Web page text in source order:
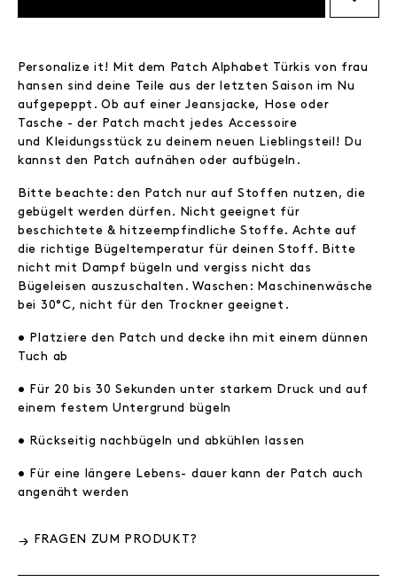
Personalize it! Mit dem Patch Alphabet Türkis von frau
hansen sind deine Teile aus der letzten Saison im Nu
aufgepeppt. Ob auf einer Jeansjacke, Hose oder
Tasche - der Patch macht jedes Accessoire
und Kleidungsstück zu deinem neuen Lieblingsteil! Du
kannst den Patch aufnähen oder aufbügeln.
Bitte beachte: den Patch nur auf Stoffen nutzen, die
gebügelt werden dürfen. Nicht geeignet für
beschichtete & hitzeempfindliche Stoffe. Achte auf
die richtige Bügeltemperatur für deinen Stoff. Bitte
nicht mit Dampf bügeln und vergiss nicht das
Bügeleisen auszuschalten. Waschen: Maschinenwäsche
bei 30°C, nicht für den Trockner geeignet.
• Platziere den Patch und decke ihn mit einem dünnen
Tuch ab
• Für 20 bis 30 Sekunden unter starkem Druck und auf
einem festem Untergrund bügeln
• Rückseitig nachbügeln und abkühlen lassen
• Für eine längere Lebens- dauer kann der Patch auch
angenäht werden
FRAGEN ZUM PRODUKT?